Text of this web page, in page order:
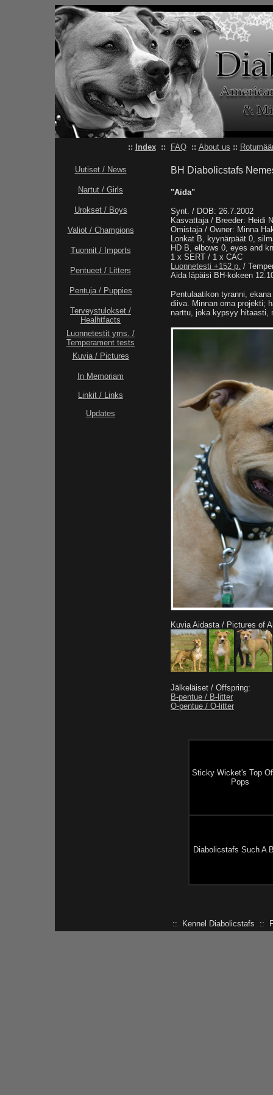
:: Index:: FAQ :: About us ::
Uutiset / News
Nartut / Girls
Urokset / Boys
Valiot / Champions
Tuonnit / Imports
Pentueet / Litters
Pentuja / Puppies
Terveystulokset /
Healhtfacts
Luonnetestit yms. /
Temperament tests
Kuvia / Pictures
In Memoriam
Linkit / Links
Updates
BH Diabolicstafs
"Aida"
Synt. / DOB: 26.7.2002
Kasvattaja / Breeder: Heidi
Omistaja / Owner: Minna
Lonkat B, kyynärpäät 0,
HD B, elbows 0, eyes and
1 x SERT / 1 x CAC
Luonnetesti +152 p. /
Aida läpäisi BH-kokeen
Pentulaatikon tyranni,
diiva. Minnan oma projekti;
narttu, joka kypsyy hitaasti,
Kuvia Aidasta / Pictures of
Jälkeläiset / Offspring:
B-pentue / B-litter
O-pentue / O-litter
Sticky Wicket's Top
Pops
Diabolicstafs Such A
:: Kennel Diabolicstafs ::